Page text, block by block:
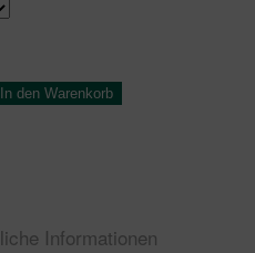
In den Warenkorb
Informationen